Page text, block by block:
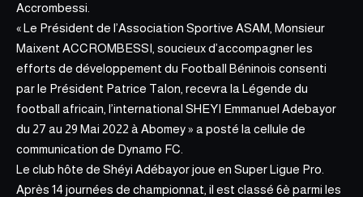
Accrombessi.
« Le Président de l’Association Sportive ASAM, Monsieur
Maixent ACCROMBESSI, soucieux d’accompagner les
efforts de développement du Football Béninois consenti
par le Président Patrice Talon, recevra la Légende du
football africain, l’international SHEYI Emmanuel Adebayor
du 27 au 29 Mai 2022 à Abomey » a posté la cellule de
communication de Dynamo FC.
Le club hôte de Shéyi Adébayor joue en Super Ligue Pro.
Après 14 journées de championnat, il est classé 6è parmi les